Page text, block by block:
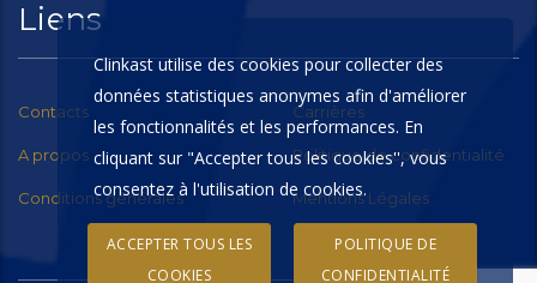
Liens
Contacts Carrières
A propos Politique de confidentialité
Conditions générales Mentions Légales
Clinkast utilise des cookies pour collecter des
données statistiques anonymes afin d'améliorer
les fonctionnalités et les performances. En
cliquant sur "Accepter tous les cookies'', vous
consentez à l'utilisation de cookies.
ACCEPTER TOUS LES
COOKIES
POLITIQUE DE
CONFIDENTIALITÉ